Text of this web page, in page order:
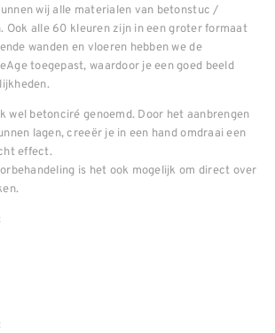
wij alle materialen van betonstuc /
Ook alle 60 kleuren zijn in een groter formaat
wanden en vloeren hebben we de
toegepast, waardoor je een goed beeld
wel betonciré genoemd. Door het aanbrengen
lagen, creeër je in een hand omdraai een
effect.
is het ook mogelijk om direct over